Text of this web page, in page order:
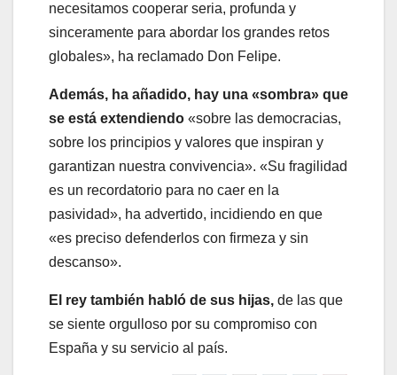
necesitamos cooperar seria, profunda y
sinceramente para abordar los grandes retos
globales», ha reclamado Don Felipe.
Además, ha añadido, hay una «sombra» que
se está extendiendo «sobre las democracias,
sobre los principios y valores que inspiran y
garantizan nuestra convivencia». «Su fragilidad
es un recordatorio para no caer en la
pasividad», ha advertido, incidiendo en que
«es preciso defenderlos con firmeza y sin
descanso».
El rey también habló de sus hijas, de las que
se siente orgulloso por su compromiso con
España y su servicio al país.